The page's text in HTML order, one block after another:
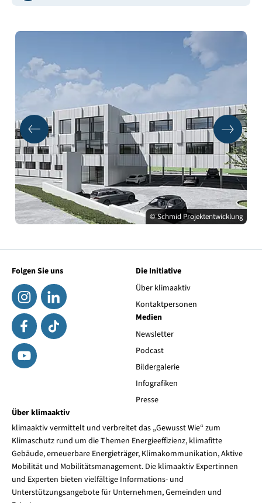
© Schmid Projektentwicklung
Folgen Sie uns
Die Initiative
Über klimaaktiv
Kontaktpersonen
Medien
Newsletter
Podcast
Bildergalerie
Infografiken
Presse
Über klimaaktiv
klimaaktiv vermittelt und verbreitet das „Gewusst Wie“ zum
Klimaschutz rund um die Themen Energieeffizienz, klimafitte
Gebäude, erneuerbare Energieträger, Klimakommunikation, Aktive
Mobilität und Mobilitätsmanagement. Die klimaaktiv Expertinnen
und Experten bieten vielfältige Informations- und
Unterstützungsangebote für Unternehmen, Gemeinden und